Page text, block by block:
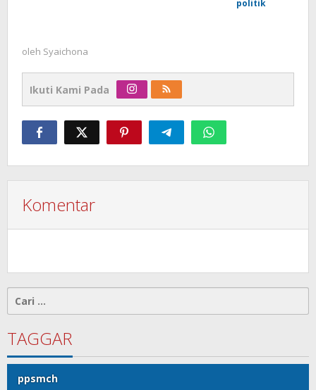
oleh Syaichona
Ikuti Kami Pada
Komentar
untuk:
TAGGAR
ppsmch